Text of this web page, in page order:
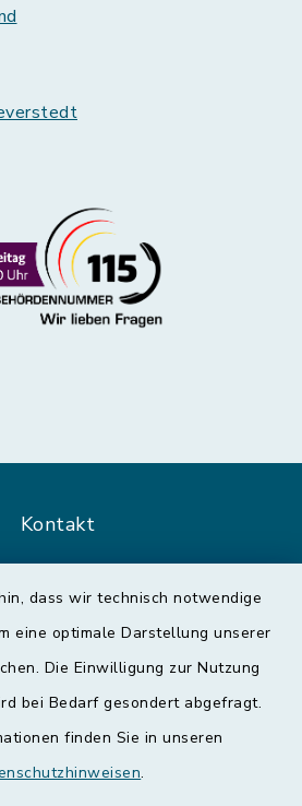
dass wir technisch notwendige
eine optimale Darstellung unserer
Die Einwilligung zur Nutzung
bei Bedarf gesondert abgefragt.
finden Sie in unseren
.
Kontakt
Impressum
Sprache